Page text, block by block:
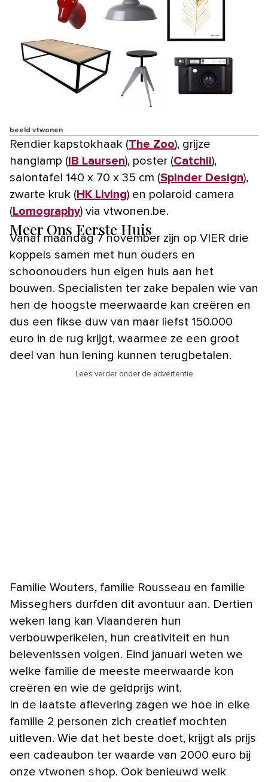
beeld vtwonen
Rendier kapstokhaak (The Zoo), grijze
hanglamp ( IB Laursen), poster (Catchii),
salontafel 140 x 70 x 35 cm (Spinder Design),
zwarte kruk (HK Living) en polaroid camera
(Lomography) via vtwonen.be.
Meer Ons Eerste Huis
Vanaf maandag 7 november zijn op VIER drie
koppels samen met hun ouders en
schoonouders hun eigen huis aan het
bouwen. Specialisten ter zake bepalen wie van
hen de hoogste meerwaarde kan creëren en
dus een fikse duw van maar liefst 150.000
euro in de rug krijgt, waarmee ze een groot
deel van hun lening kunnen terugbetalen.
Lees verder onder de advertentie
Familie Wouters, familie Rousseau en familie
Misseghers durfden dit avontuur aan. Dertien
weken lang kan Vlaanderen hun
verbouwperikelen, hun creativiteit en hun
belevenissen volgen. Eind januari weten we
welke familie de meeste meerwaarde kon
creëren en wie de geldprijs wint.
In de laatste aflevering zagen we hoe in elke
familie 2 personen zich creatief mochten
uitleven. Wie dat het beste doet, krijgt als prijs
een cadeaubon ter waarde van 2000 euro bij
onze vtwonen shop. Ook benieuwd welk